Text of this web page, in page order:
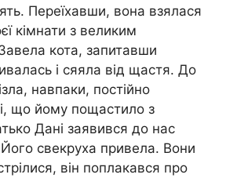
Переїхавши, вона взялася
кімнати з великим
кота, запитавши
і сяяла від щастя. До
навпаки, постійно
що йому пощастило з
Дані заявився до нас
свекруха привела. Вони
він поплакався про